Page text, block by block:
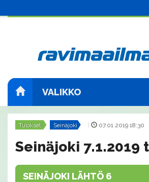
VALIKKO
Tulokset Seinäjoki 07.01.2019 18:30
Seinäjoki 7.1.2019
SEINÄJOKI LÄHTÖ 6